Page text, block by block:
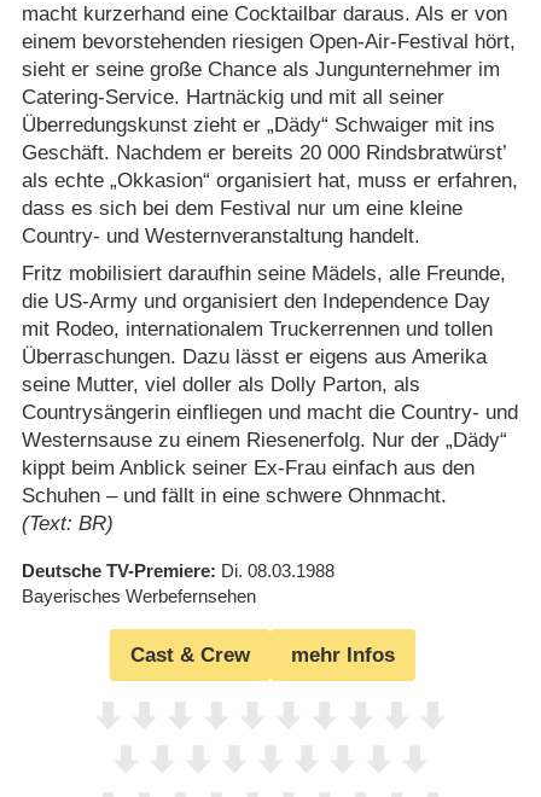
macht kurzerhand eine Cocktailbar daraus. Als er von
einem bevorstehenden riesigen Open-Air-Festival hört,
sieht er seine große Chance als Jungunternehmer im
Catering-Service. Hartnäckig und mit all seiner
Überredungskunst zieht er „Dädy“ Schwaiger mit ins
Geschäft. Nachdem er bereits 20 000 Rindsbratwürst’
als echte „Okkasion“ organisiert hat, muss er erfahren,
dass es sich bei dem Festival nur um eine kleine
Country- und Westernveranstaltung handelt.
Fritz mobilisiert daraufhin seine Mädels, alle Freunde,
die US-Army und organisiert den Independence Day
mit Rodeo, internationalem Truckerrennen und tollen
Überraschungen. Dazu lässt er eigens aus Amerika
seine Mutter, viel doller als Dolly Parton, als
Countrysängerin einfliegen und macht die Country- und
Westernsause zu einem Riesenerfolg. Nur der „Dädy“
kippt beim Anblick seiner Ex-Frau einfach aus den
Schuhen – und fällt in eine schwere Ohnmacht.
(Text: BR)
Deutsche TV-Premiere Di. 08.03.1988
Bayerisches Werbefernsehen
Cast & Crew mehr Infos